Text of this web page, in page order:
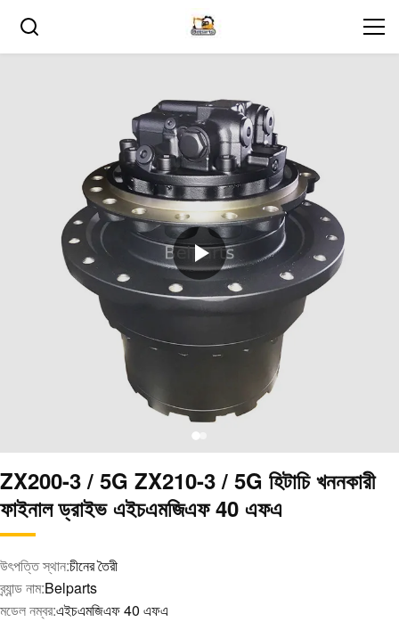
ZX200-3 / 5G ZX210-3 / 5G হিটাচি খননকারী
ফাইনাল ড্রাইভ এইচএমজিএফ 40 এফএ
উৎপত্তি স্থান:চীনের তৈরী
ব্র্যান্ড নাম:Belparts
মডেল নম্বর:এইচএমজিএফ 40 এফএ